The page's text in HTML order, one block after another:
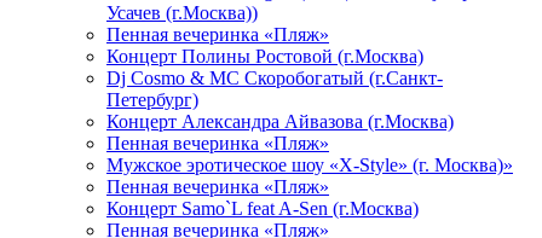
Усачев (г.Москва))
Пенная вечеринка «Пляж»
Концерт Полины Ростовой (г.Москва)
Dj Cosmo & МС Скоробогатый (г.Санкт-
Петербург)
Концерт Александра Айвазова (г.Москва)
Пенная вечеринка «Пляж»
Мужское эротическое шоу «X-Style» (г. Москва)»
Пенная вечеринка «Пляж»
Концерт Samo`L feat A-Sen (г.Москва)
Пенная вечеринка «Пляж»